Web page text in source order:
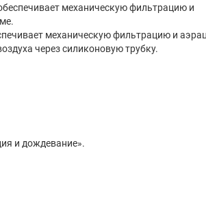
механическую фильтрацию и
механическую фильтрацию и аэрацию за
через силиконовую трубку.
и дождевание».